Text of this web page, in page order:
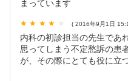
よ
08 2週間前に母が亡くな
ったんです。それに先月
09 5〜6年前から物忘れが
まっています
( 2016年9月1日
内科の初診担当の先生であ
思ってしまう不定愁訴の患
が、その際にとても役に立